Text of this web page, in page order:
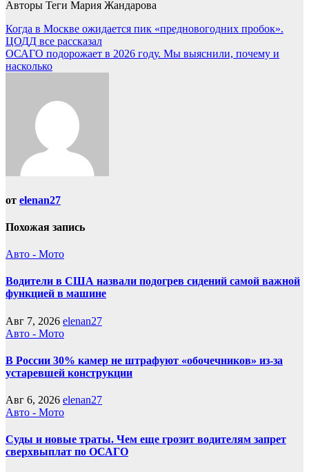
Авторы Теги Мария Жандарова
Навигация
по
записям
Когда в Москве ожидается пик «предновогодних пробок».
ЦОДД все рассказал
ОСАГО подорожает в 2026 году. Мы выяснили, почему и
насколько
от elenan27
Похожая запись
Авто - Мото
Водители в США назвали подогрев сидений самой важной
функцией в машине
Авг 7, 2026 elenan27
Авто - Мото
В России 30% камер не штрафуют «обочечников» из-за
устаревшей конструкции
Авг 6, 2026 elenan27
Авто - Мото
Суды и новые траты. Чем еще грозит водителям запрет
сверхвыплат по ОСАГО